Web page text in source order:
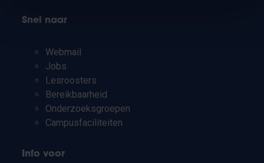
Snel naar
Webmail
Jobs
Lesroosters
Bereikbaarheid
Onderzoeksgroepen
Campusfaciliteiten
Info voor